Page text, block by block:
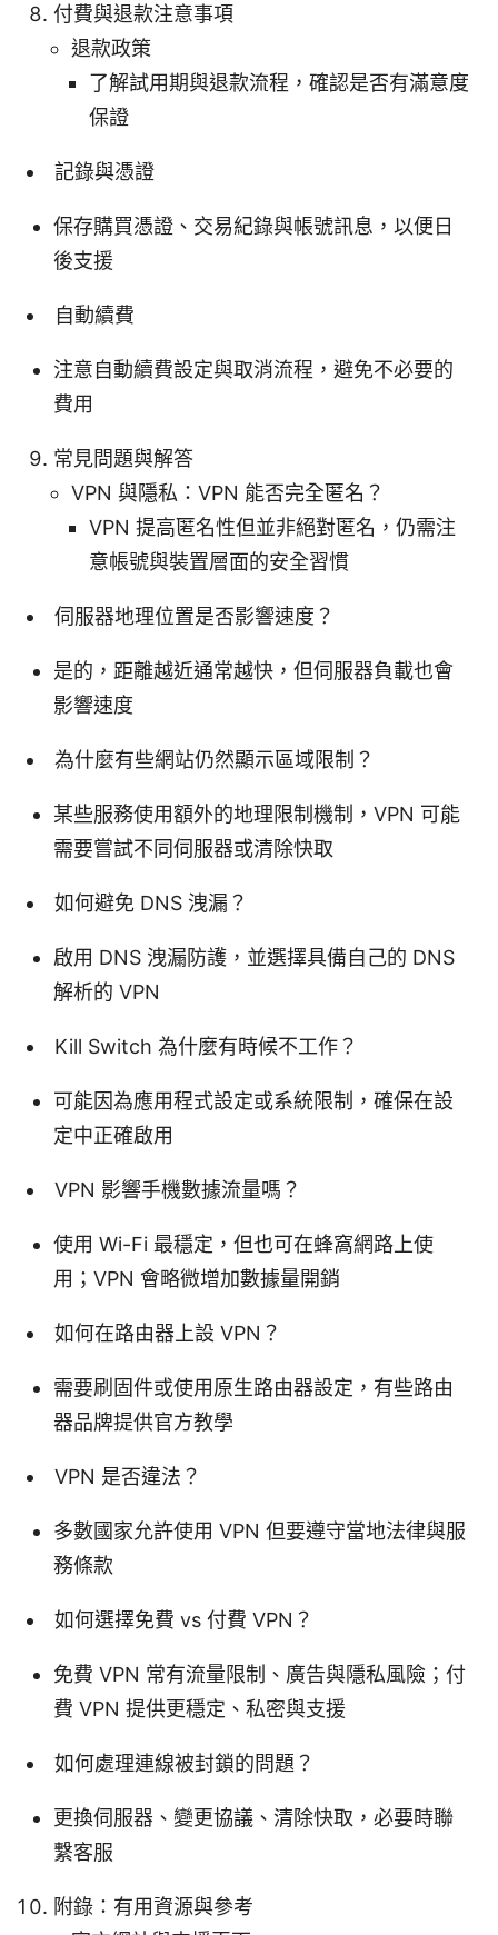
付費與退款注意事項
退款政策
了解試用期與退款流程，確認是否有滿意度
保證
記錄與憑證
保存購買憑證、交易紀錄與帳號訊息，以便日
後支援
自動續費
注意自動續費設定與取消流程，避免不必要的
費用
常見問題與解答
VPN 與隱私：VPN 能否完全匿名？
VPN 提高匿名性但並非絕對匿名，仍需注
意帳號與裝置層面的安全習慣
伺服器地理位置是否影響速度？
是的，距離越近通常越快，但伺服器負載也會
影響速度
為什麼有些網站仍然顯示區域限制？
某些服務使用額外的地理限制機制，VPN 可能
需要嘗試不同伺服器或清除快取
如何避免 DNS 洩漏？
啟用 DNS 洩漏防護，並選擇具備自己的 DNS
解析的 VPN
Kill Switch 為什麼有時候不工作？
可能因為應用程式設定或系統限制，確保在設
定中正確啟用
VPN 影響手機數據流量嗎？
使用 Wi-Fi 最穩定，但也可在蜂窩網路上使
用；VPN 會略微增加數據量開銷
如何在路由器上設 VPN？
需要刷固件或使用原生路由器設定，有些路由
器品牌提供官方教學
VPN 是否違法？
多數國家允許使用 VPN 但要遵守當地法律與服
務條款
如何選擇免費 vs 付費 VPN？
免費 VPN 常有流量限制、廣告與隱私風險；付
費 VPN 提供更穩定、私密與支援
如何處理連線被封鎖的問題？
更換伺服器、變更協議、清除快取，必要時聯
繫客服
附錄：有用資源與參考